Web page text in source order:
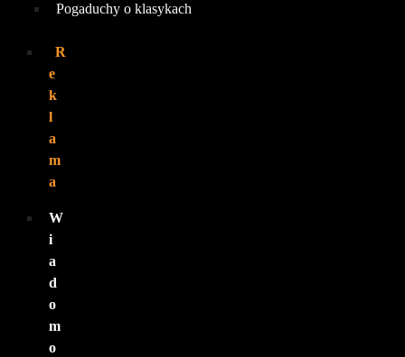
Pogaduchy o klasykach
R
e
k
l
a
m
a
W
i
a
d
o
m
o